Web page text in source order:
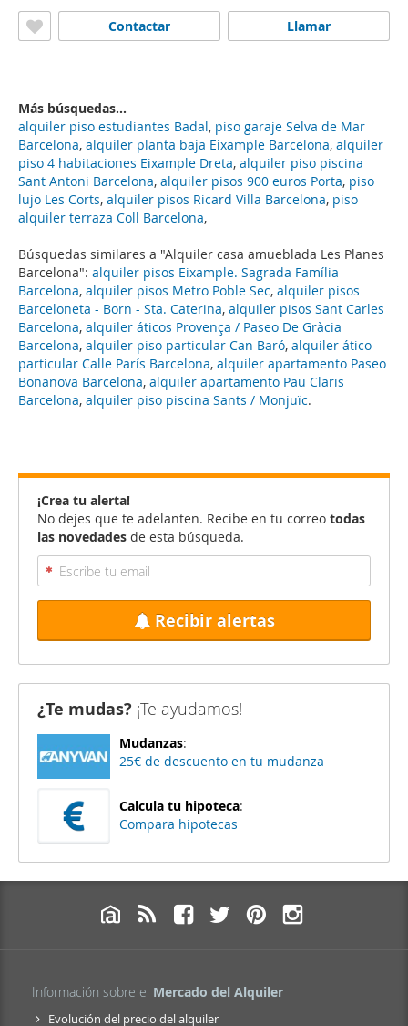
Búsquedas similares a "Alquiler casa amueblada Les Planes
Barcelona": alquiler pisos Eixample. Sagrada Família
Barcelona, alquiler pisos Metro Poble Sec, alquiler pisos
Barceloneta - Born - Sta. Caterina, alquiler pisos Sant Carles
Barcelona, alquiler áticos Provença / Paseo De Gràcia
Barcelona, alquiler piso particular Can Baró, alquiler ático
particular Calle París Barcelona, alquiler apartamento Paseo
Bonanova Barcelona, alquiler apartamento Pau Claris
Barcelona, alquiler piso piscina Sants / Monjuïc.
Llamar
Contactar
Más búsquedas...
alquiler piso estudiantes Badal, piso garaje Selva de Mar
Barcelona, alquiler planta baja Eixample Barcelona, alquiler
piso 4 habitaciones Eixample Dreta, alquiler piso piscina
Sant Antoni Barcelona, alquiler pisos 900 euros Porta, piso
lujo Les Corts, alquiler pisos Ricard Villa Barcelona, piso
alquiler terraza Coll Barcelona,
¡Crea tu alerta!
No dejes que te adelanten. Recibe en tu correo todas
las novedades de esta búsqueda.
Recibir alertas
¿Te mudas? ¡Te ayudamos!
Mudanzas:
25€ de descuento en tu mudanza
Calcula tu hipoteca:
Compara hipotecas
Información sobre el Mercado del Alquiler
Evolución del precio del alquiler